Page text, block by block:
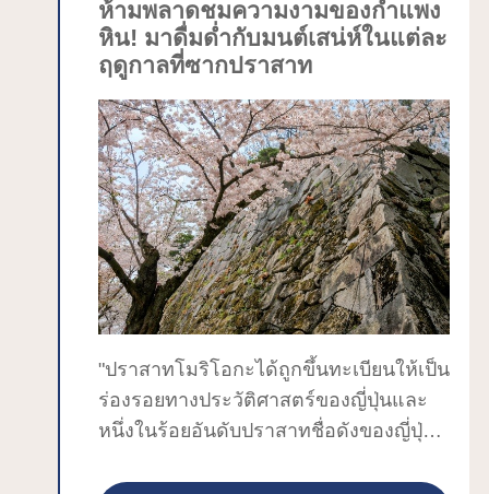
พระพุทธเจ้าเนื่องจากคิโยะฮิระเสีย
ครอบครัวไปในสงคราม ฮิระอิซุมิเคยเป็น
แหล่งผลิตทองที่รุ่งเรืองยาวนานเกือบ 100
ปีตั้งแต่โมะโตะฮิระรุ่นที่สองและฮิเดะฮิระ
รุ่นที่สาม จนยะซุฮิระรุ่นที่สี่โดนตระกูลมิ
นาโมโตะทำลายล้างวิหารคนจิคิโดเป็น
สถาปัตยกรรมทรัพย์สินของญี่ปุ่นหมายเลข
1 และได้รวมเทคนิคศิลปหัตถกรรมในสมัย
นั้นเอาไว้ เช่น งานประดับตกแต่งด้วยมุก
งานฉลุลาย วาดลงลวดลายทองหรือเงินบน
เครื่องเขิน “ซังโคโซ” เป็นที่เก็บทรัพย์สิน
ทางวัฒนธรรมที่สำคัญอย่างพระพุทธรูป
รวมถึงเป็นคลังสมบัติเก็บศิลปะเกี่ยวกับ
พระพุทธรูปที่เลื่องชื่อของญี่ปุ่นฝั่งตะวัน
ห้ามพลาดชมความงามของกำแพง
หิน! มาดื่มด่ำกับมนต์เสน่ห์ในแต่ละ
ฤดูกาลที่ซากปราสาท
"ปราสาทโมริโอกะได้ถูกขึ้นทะเบียนให้เป็น
ร่องรอยทางประวัติศาสตร์ของญี่ปุ่นและ
หนึ่งในร้อยอันดับปราสาทชื่อดังของญี่ปุ่น